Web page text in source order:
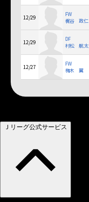
12/29
FW
梶谷 政仁
12/29
DF
村松 航太
12/27
FW
梅木 翼